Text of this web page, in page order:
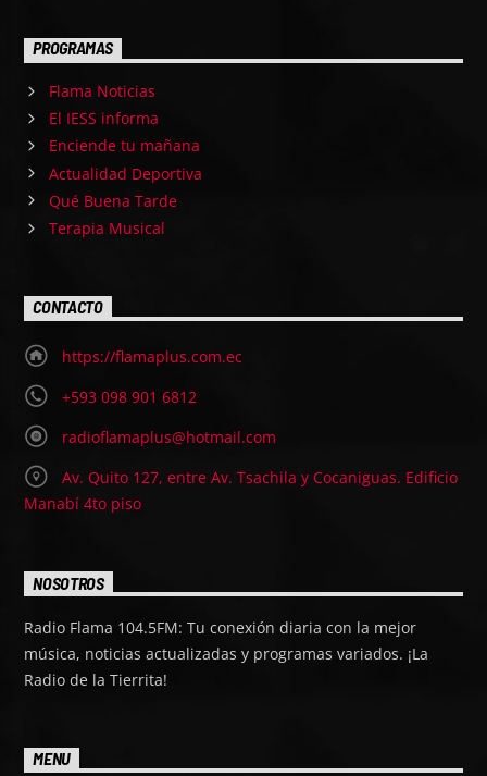
PROGRAMAS
Flama Noticias
El IESS informa
Enciende tu mañana
Actualidad Deportiva
Qué Buena Tarde
Terapia Musical
CONTACTO
https://flamaplus.com.ec
+593 098 901 6812
radioflamaplus@hotmail.com
Av. Quito 127, entre Av. Tsachila y Cocaniguas. Edificio
Manabí 4to piso
NOSOTROS
Radio Flama 104.5FM: Tu conexión diaria con la mejor
música, noticias actualizadas y programas variados. ¡La
Radio de la Tierrita!
MENU